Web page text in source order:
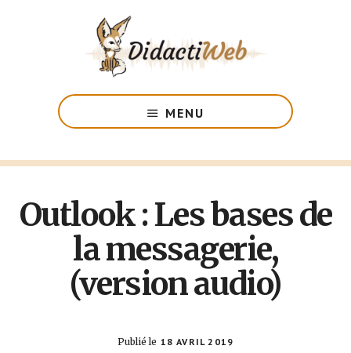
formations
adaptées
déficients
MENU
Outlook : Les bases de
la messagerie,
(version audio)
Publié le 18 AVRIL 2019